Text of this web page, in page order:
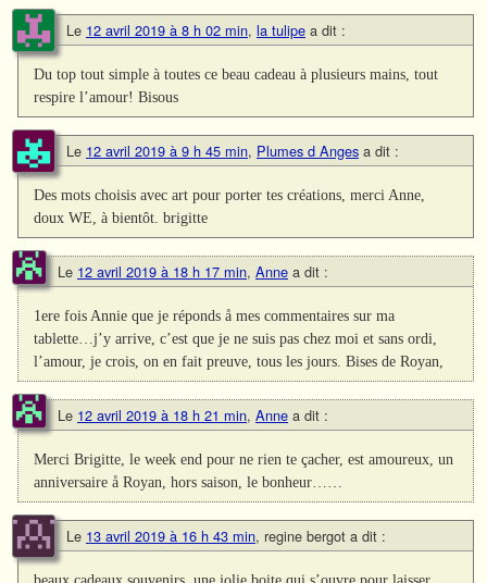
Le 12 avril 2019 à 8 h 02 min, la tulipe a dit :
Du top tout simple à toutes ce beau cadeau à plusieurs mains, tout
respire l’amour! Bisous
Le 12 avril 2019 à 9 h 45 min, Plumes d Anges a dit :
Des mots choisis avec art pour porter tes créations, merci Anne,
doux WE, à bientôt. brigitte
Le 12 avril 2019 à 18 h 17 min, Anne a dit :
1ere fois Annie que je réponds å mes commentaires sur ma
tablette…j’y arrive, c’est que je ne suis pas chez moi et sans ordi,
l’amour, je crois, on en fait preuve, tous les jours. Bises de Royan,
Le 12 avril 2019 à 18 h 21 min, Anne a dit :
Merci Brigitte, le week end pour ne rien te çacher, est amoureux, un
anniversaire å Royan, hors saison, le bonheur……
Le 13 avril 2019 à 16 h 43 min, regine bergot a dit :